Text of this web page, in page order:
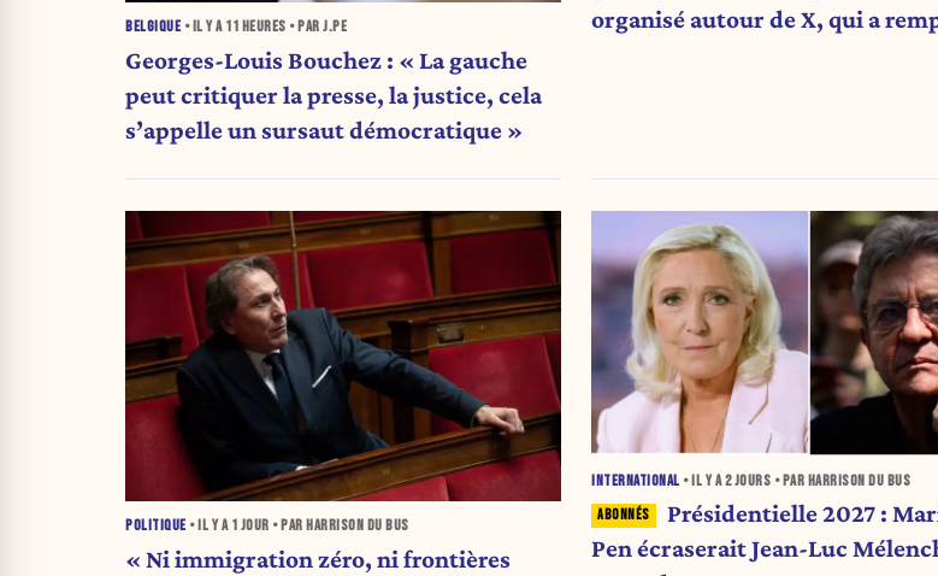
BELGIQUE • IL Y A 11 HEURES • PAR J.PE
Georges-Louis Bouchez : « La gauche
peut critiquer la presse, la justice, cela
s’appelle un sursaut démocratique »
organisé autour de X, qui a
POLITIQUE • IL Y A 1 JOUR • PAR HARRISON DU BUS
« Ni immigration zéro, ni frontières
INTERNATIONAL • IL Y A2 JOURS • PAR HARRISON DU BUS
Présidentielle 2027 :
Pen écraserait Jean-Luc